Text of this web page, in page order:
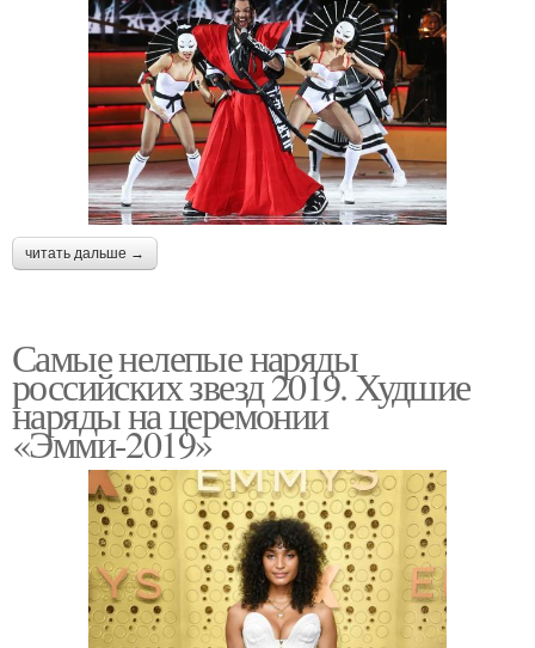
читать дальше →
Самые нелепые наряды
российских звезд 2019. Худшие
наряды на церемонии
«Эмми-2019»